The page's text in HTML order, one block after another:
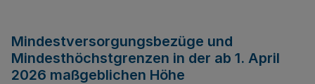
Mindestversorgungsbezüge und
Mindesthöchstgrenzen in der ab 1. April
2026 maßgeblichen Höhe